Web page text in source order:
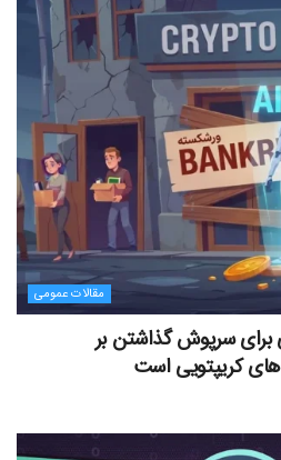
مقالات عمومی
سرپوش گذاشتن بر
کریپتویی است